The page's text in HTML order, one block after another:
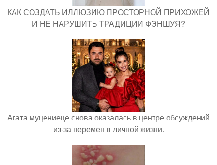
КАК СОЗДАТЬ ИЛЛЮЗИЮ ПРОСТОРНОЙ ПРИХОЖЕЙ
И НЕ НАРУШИТЬ ТРАДИЦИИ ФЭНШУЯ?
Агата муцениеце снова оказалась в центре обсуждений
из-за перемен в личной жизни.